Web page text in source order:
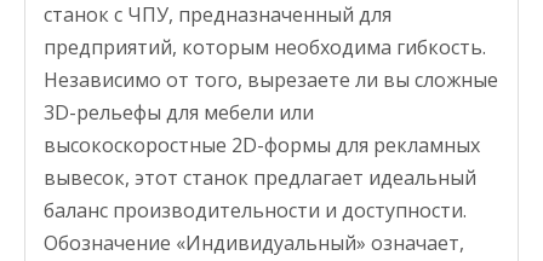
станок с ЧПУ, предназначенный для
предприятий, которым необходима гибкость.
Независимо от того, вырезаете ли вы сложные
3D-рельефы для мебели или
высокоскоростные 2D-формы для рекламных
вывесок, этот станок предлагает идеальный
баланс производительности и доступности.
Обозначение «Индивидуальный» означает,